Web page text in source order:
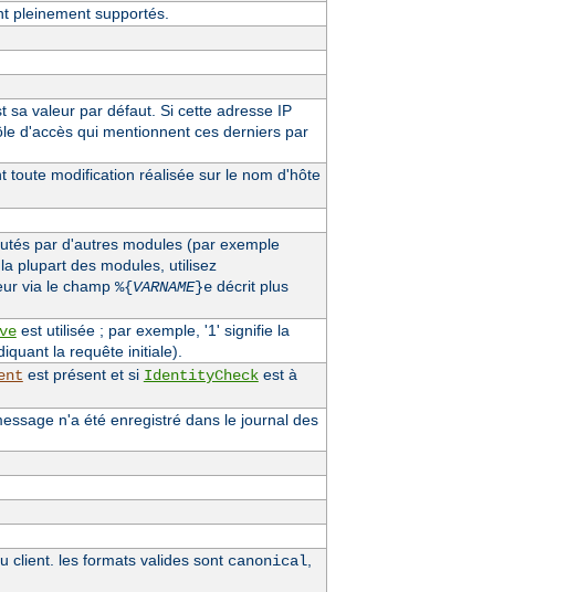
pleinement supportés.
sa valeur par défaut. Si cette adresse IP
d'accès qui mentionnent ces derniers par
toute modification réalisée sur le nom d'hôte
par d'autres modules (par exemple
plupart des modules, utilisez
via le champ %{VARNAME}edécrit plus
est utilisée ; par exemple, '1' signifie la
la requête initiale).
est présent et si IdentityCheckest à
n'a été enregistré dans le journal des
client. les formats valides sont canonical